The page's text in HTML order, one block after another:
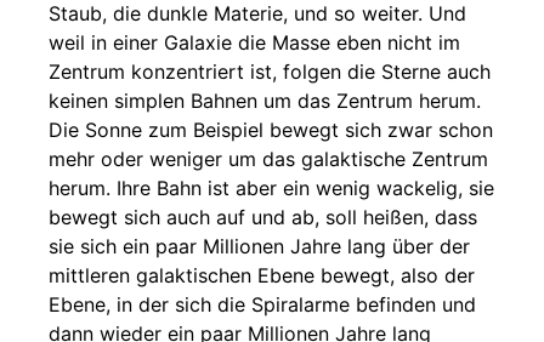
Staub, die dunkle Materie, und so weiter. Und
weil in einer Galaxie die Masse eben nicht im
Zentrum konzentriert ist, folgen die Sterne auch
keinen simplen Bahnen um das Zentrum herum.
Die Sonne zum Beispiel bewegt sich zwar schon
mehr oder weniger um das galaktische Zentrum
herum. Ihre Bahn ist aber ein wenig wackelig, sie
bewegt sich auch auf und ab, soll heißen, dass
sie sich ein paar Millionen Jahre lang über der
mittleren galaktischen Ebene bewegt, also der
Ebene, in der sich die Spiralarme befinden und
dann wieder ein paar Millionen Jahre lang